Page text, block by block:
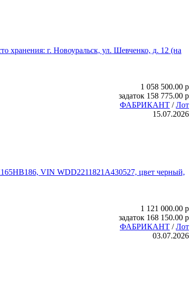
хранения: г. Новоуральск, ул. Шевченко, д. 12 (на
1 058 500.00 p
задаток 158 775.00 p
ФАБРИКАНТ /Лот
15.07.2026
VIN WDD2211821A430527, цвет черный,
1 121 000.00 p
задаток 168 150.00 p
ФАБРИКАНТ /Лот
03.07.2026